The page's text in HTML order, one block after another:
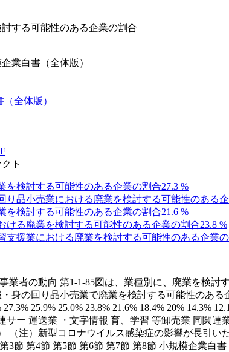
する可能性のある企業の割合
業白書（全体版）
全体版）
ト
を検討する可能性のある企業の割合27.3 %
り品小売業における廃業を検討する可能性のある
を検討する可能性のある企業の割合21.6 %
ける廃業を検討する可能性のある企業の割合23.8 %
支援業における廃業を検討する可能性のある企業
業者の動向 第1-1-85図は、業種別に、廃業を検
身の回り品小売業で廃業を検討する可能性のあ
27.3% 25.9% 25.0% 23.8% 21.6% 18.4% 20%
サー 運送業 ・文字情報 育、学習 等卸売業 同関
（注）新型コロナウイルス感染症の影響が長引
3節 第4節 第5節 第6節 第7節 第8節 小規模企業白書